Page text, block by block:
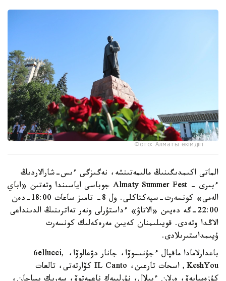
Фото: Алматы әкімдігі
الماتى اكىمدىگىنىڭ مالىمەتىنشە، نەگىزگى ءىس-شارالاردىڭ
ءبىرى - Almaty Summer Fest جوباسى اياسىندا وتەتىن «اباي
الەمى» كونسەرت-سپەكتاكلى. ول 8- تامىز ساعات 18:00-دەن
22:00-گە دەيىن «الاتاۋ» ءداستۇرلى ونەر تەاترىنىڭ الدىنداعى
الاڭدا وتەدى. قويىلىمنان كەيىن مەرەكەلىك كونسەرت
ۇيىمداستىرىلادى.
باعدارلامادا ماقپال ءجۇنىسوۆا، جانار دۋعالوۆا، 6ellucci,
KeshYou, اسحات تارعىن، IL Canto كۆارتەتى، تالعات